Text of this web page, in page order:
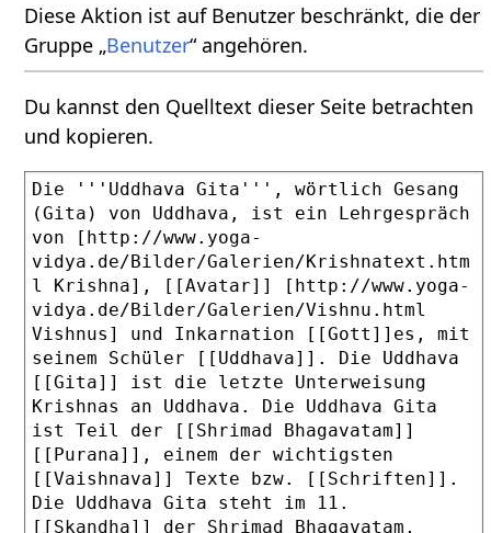
Diese Aktion ist auf Benutzer beschränkt, die der
Gruppe „Benutzer“ angehören.
Du kannst den Quelltext dieser Seite betrachten
und kopieren.